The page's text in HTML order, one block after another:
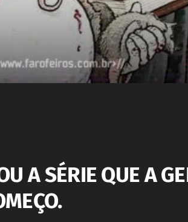
A SÉRIE QUE A